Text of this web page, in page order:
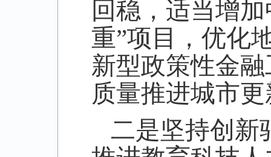
回稳，适当增
重”项目，优化
新型政策性金
质量推进城市
二是坚持创新